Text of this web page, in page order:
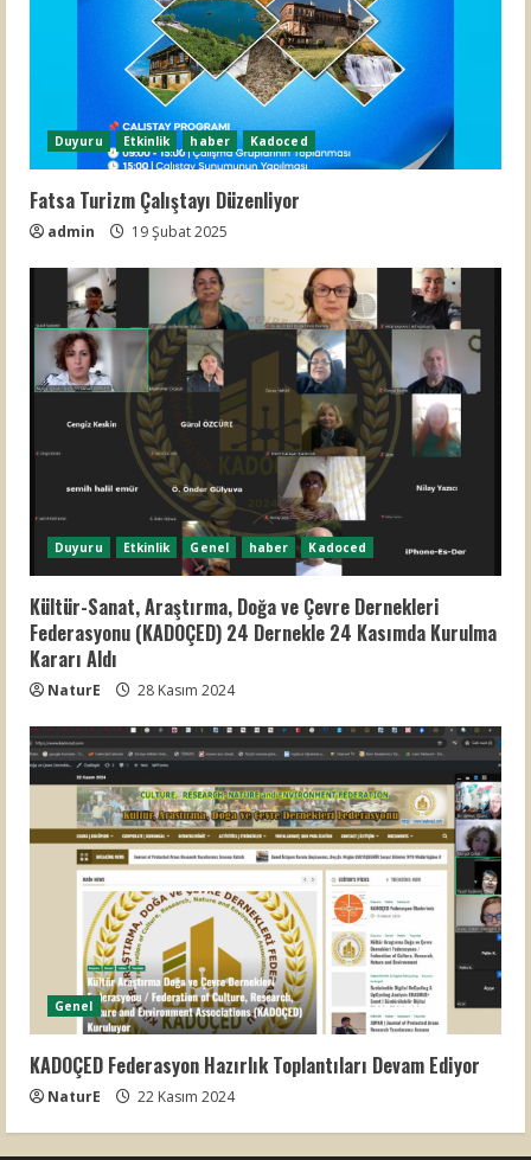
Duyuru Etkinlik haber Kadoced
Fatsa Turizm Çalıştayı Düzenliyor
admin 19 Şubat 2025
Duyuru Etkinlik Genel haber Kadoced
Kültür-Sanat, Araştırma, Doğa ve Çevre Dernekleri
Federasyonu (KADOÇED) 24 Dernekle 24 Kasımda Kurulma
Kararı Aldı
NaturE 28 Kasım 2024
Genel
KADOÇED Federasyon Hazırlık Toplantıları Devam Ediyor
NaturE 22 Kasım 2024